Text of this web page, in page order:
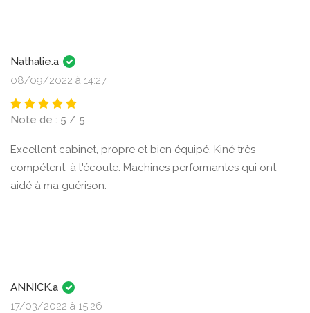
Nathalie.a
08/09/2022 à 14:27
Note de : 5 / 5
Excellent cabinet, propre et bien équipé. Kiné très
compétent, à l'écoute. Machines performantes qui ont
aidé à ma guérison.
ANNICK.a
17/03/2022 à 15:26